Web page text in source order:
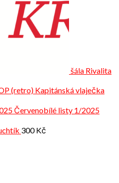
šála Rivalita
Kapitánská vlaječka
Červenobílé listy 1/2025
300Kč